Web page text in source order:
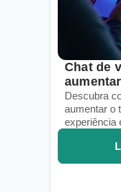
Chat de
online
Descubra
aumentar o
experiência